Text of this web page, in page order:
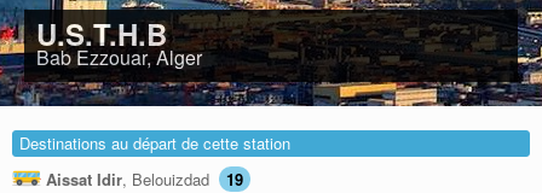
U.S.T.H.B
Bab Ezzouar, Alger
Destinations au départ de cette station
Aissat Idir, Belouizdad
19